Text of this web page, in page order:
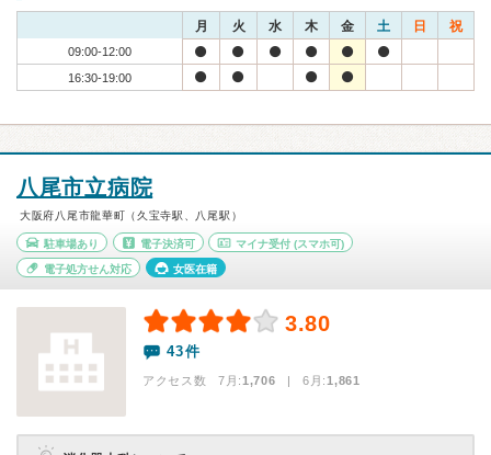
月 火 水 木 金 土 日 祝
09:00-12:00
16:30-19:00
八尾市立病院
大阪府八尾市龍華町（久宝寺駅、八尾駅）
駐車場あり 電子決済可 マイナ受付 (スマホ可)
電子処方せん対応 女医在籍
3.80
43件
アクセス数 7月:1,706 | 6月:1,861